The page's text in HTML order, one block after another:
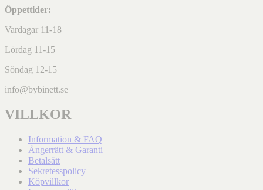
Öppettider:
Vardagar 11-18
Lördag 11-15
Söndag 12-15
info@bybinett.se
VILLKOR
Information & FAQ
Ångerrätt & Garanti
Betalsätt
Sekretesspolicy
Köpvillkor